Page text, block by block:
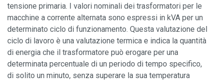
tensione primaria. I valori nominali dei trasformatori per le
macchine a corrente alternata sono espressi in kVA per un
determinato ciclo di funzionamento. Questa valutazione del
ciclo di lavoro è una valutazione termica e indica la quantità
di energia che il trasformatore può erogare per una
determinata percentuale di un periodo di tempo specifico,
di solito un minuto, senza superare la sua temperatura